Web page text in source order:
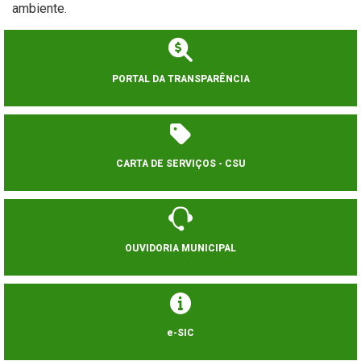
ambiente.
PORTAL DA TRANSPARÊNCIA
CARTA DE SERVIÇOS - CSU
OUVIDORIA MUNICIPAL
e-SIC